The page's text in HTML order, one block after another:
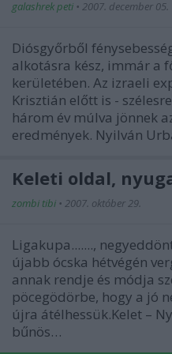
galashrek peti • 2007. december 05.
Diósgyőrből
alkotásra kész, immár a
kerületében. Az izraeli
Krisztián előtt is -
három év múlva jönnek
eredmények. Nyilván
Keleti oldal,
zombi tibi • 2007. október 29.
Ligakupa.......,
újabb ócska hétvégén
annak rendje és módja
pöcegödörbe, hogy a jó
újra átélhessük.Kelet –
bűnös…